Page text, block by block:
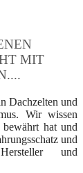
MIT
Dachzelten und
Wir wissen
bewährt hat und
und
und